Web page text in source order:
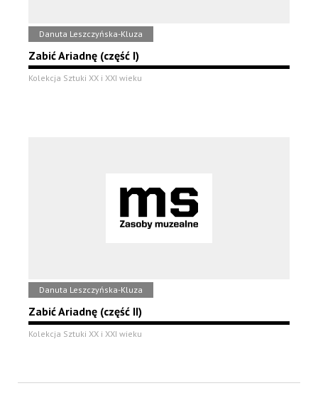
Danuta Leszczyńska-Kluza
Zabić Ariadnę (część I)
Kolekcja Sztuki XX i XXI wieku
Danuta Leszczyńska-Kluza
Zabić Ariadnę (część II)
Kolekcja Sztuki XX i XXI wieku